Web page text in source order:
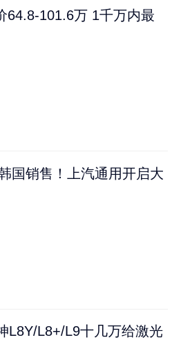
64.8-101.6万 1千万内最
国销售！上汽通用开启大
L8Y/L8+/L9十几万给激光